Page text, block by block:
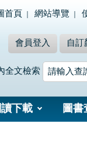
首頁 網站導覽
會員登入 自訂
全文檢索
下載 圖書